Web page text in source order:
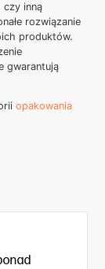
czy inną
rozwiązanie
produktów.
gwarantują
opakowania